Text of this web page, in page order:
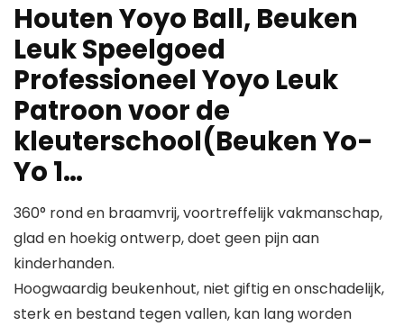
Houten Yoyo Ball, Beuken
Leuk Speelgoed
Professioneel Yoyo Leuk
Patroon voor de
kleuterschool(Beuken Yo-
Yo 1…
360° rond en braamvrij, voortreffelijk vakmanschap,
glad en hoekig ontwerp, doet geen pijn aan
kinderhanden.
Hoogwaardig beukenhout, niet giftig en onschadelijk,
sterk en bestand tegen vallen, kan lang worden